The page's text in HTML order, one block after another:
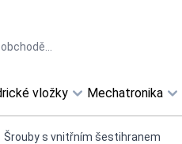
vložky Mechatronika
Šrouby s vnitřním šestihranem